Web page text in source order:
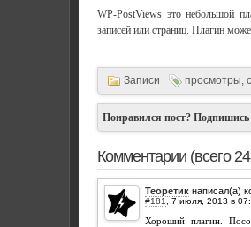
WP-PostViews это небольшой
записей или страниц. Плагин
Записи просмотры,
Понравился пост?
Комментарии (всего
Теоретик написал(а)
#181
Хороший плагин.